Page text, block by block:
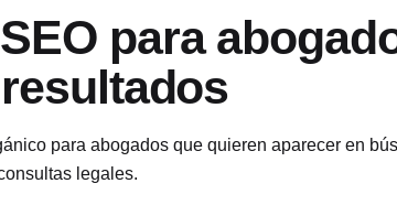
para
para abogados que quieren aparecer en
legales.